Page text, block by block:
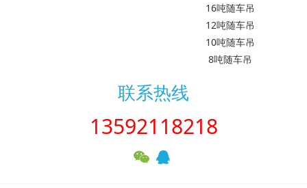
16吨随车吊
12吨随车吊
10吨随车吊
8吨随车吊
联系热线
13592118218